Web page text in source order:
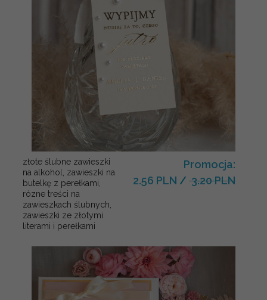
złote ślubne zawieszki
na alkohol, zawieszki na
butelkę z perełkami,
rózne treści na
zawieszkach ślubnych,
zawieszki ze złotymi
literami i perełkami
Promocja:
2.56 PLN / 3.20 PLN